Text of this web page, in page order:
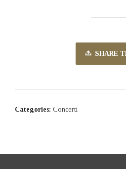
SHARE
Categories: Concerti